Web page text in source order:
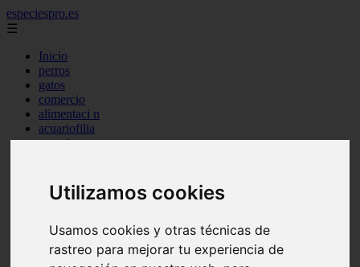
Utilizamos cookies
Usamos cookies y otras técnicas de
rastreo para mejorar tu experiencia de
especiespro.es
☰
Inicio
perros
gatos
comercio
alimentaci n
acuariofilia
acuarios
ventas
mantenimiento
marketing
bienestar
peque os mam feros